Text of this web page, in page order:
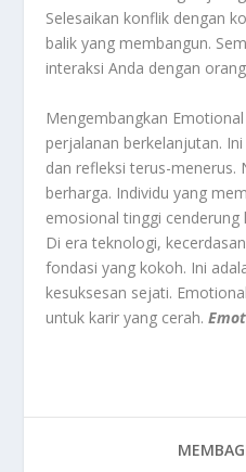
Selesaikan konflik dengan
balik yang membangun.
interaksi Anda dengan
Mengembangkan
perjalanan berkelanjutan.
dan refleksi terus-menerus.
berharga. Individu yang
emosional tinggi cenderung
Di era teknologi,
fondasi yang kokoh. Ini
kesuksesan sejati.
untuk karir yang cerah.